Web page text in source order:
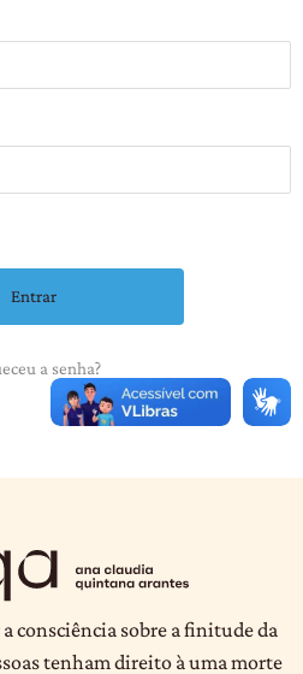
a senha?
consciência sobre a finitude da
tenham direito à uma morte